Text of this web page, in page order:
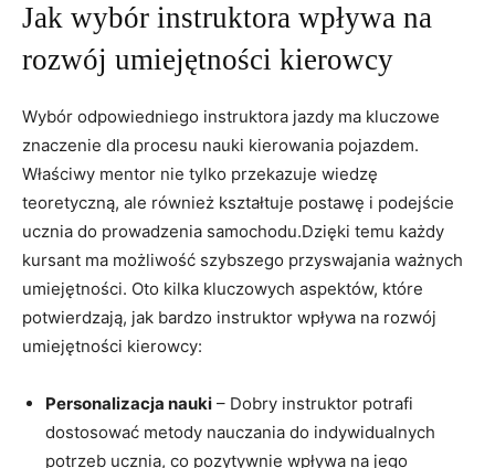
Jak wybór⁤ instruktora wpływa na
⁤rozwój umiejętności kierowcy
Wybór odpowiedniego⁢ instruktora jazdy ⁣ma⁣ kluczowe‌
znaczenie dla procesu ⁤nauki‌ kierowania pojazdem.
Właściwy mentor nie tylko przekazuje wiedzę
teoretyczną, ale​ również kształtuje postawę i podejście ​
ucznia do ⁣prowadzenia samochodu.Dzięki temu każdy
kursant ma możliwość​ szybszego przyswajania ważnych
umiejętności. Oto kilka kluczowych aspektów, które
potwierdzają,⁣ jak bardzo instruktor⁤ wpływa na rozwój
umiejętności kierowcy:
Personalizacja ​nauki ​– Dobry instruktor ⁣potrafi ​
dostosować metody nauczania‍ do indywidualnych
potrzeb​ ucznia, co pozytywnie wpływa na jego